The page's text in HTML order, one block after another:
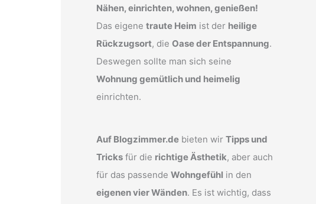
Nähen, einrichten, wohnen, genießen!
Das eigene traute Heim ist der heilige
Rückzugsort, die Oase der Entspannung.
Deswegen sollte man sich seine
Wohnung gemütlich und heimelig
einrichten.
Auf Blogzimmer.de bieten wir Tipps und
Tricks für die richtige Ästhetik, aber auch
für das passende Wohngefühl in den
eigenen vier Wänden. Es ist wichtig, dass